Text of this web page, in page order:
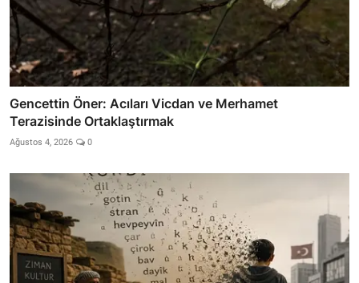
Gencettin Öner: Acıları Vicdan ve Merhamet
Terazisinde Ortaklaştırmak
Ağustos 4, 2026 0